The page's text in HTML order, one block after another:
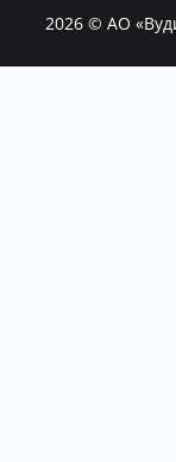
2026© АО